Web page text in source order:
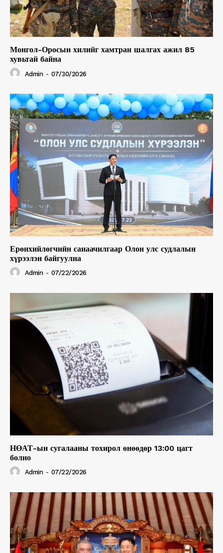
Монгол-Оросын хилийг хамтран шалгах ажил 85
хувьтай байна
Admin - 07/30/2026
Ерөнхийлөгчийн санаачилгаар Олон улс судлалын
хүрээлэн байгуулна
Admin - 07/22/2026
НӨАТ-ын сугалааны тохирол өнөөдөр 13:00 цагт
болно
Admin - 07/22/2026